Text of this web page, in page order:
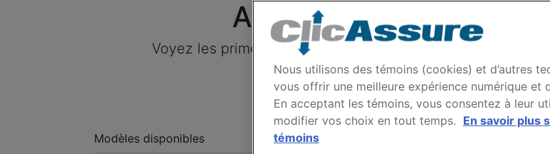
Assurance auto
Voyez les primes payées par nos clients pour leur
Cliquez ici pour économiser sur votre
Modèles disponibles
Nous utilisons des témoins (cookies) et d’autres
vous offrir une meilleure expérience numérique et
En acceptant les témoins, vous consentez à leur
modifier vos choix en tout temps. En savoir plus
témoins